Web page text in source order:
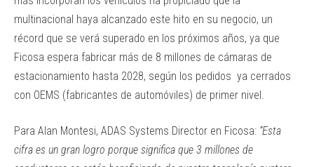
multinacional haya alcanzado este hito en su negocio, un
récord que se verá superado en los próximos años, ya que
Ficosa espera fabricar más de 8 millones de cámaras de
estacionamiento hasta 2028, según los pedidos ya cerrados
con OEMS (fabricantes de automóviles) de primer nivel.
Para Alan Montesi, ADAS Systems Director en Ficosa: “Esta
cifra es un gran logro porque significa que 3 millones de